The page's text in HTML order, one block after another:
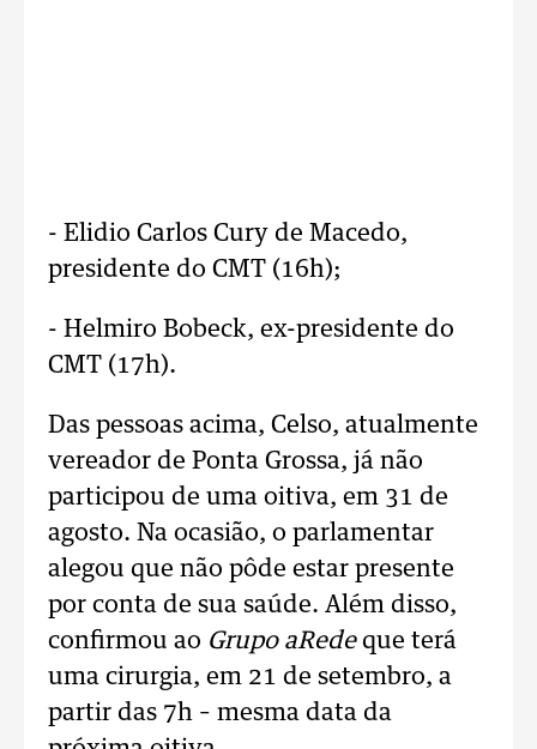
- Elidio Carlos Cury de Macedo,
presidente do CMT (16h);
- Helmiro Bobeck, ex-presidente do
CMT (17h).
Das pessoas acima, Celso, atualmente
vereador de Ponta Grossa, já não
participou de uma oitiva, em 31 de
agosto. Na ocasião, o parlamentar
alegou que não pôde estar presente
por conta de sua saúde. Além disso,
confirmou ao Grupo aRedeque terá
uma cirurgia, em 21 de setembro, a
partir das 7h – mesma data da